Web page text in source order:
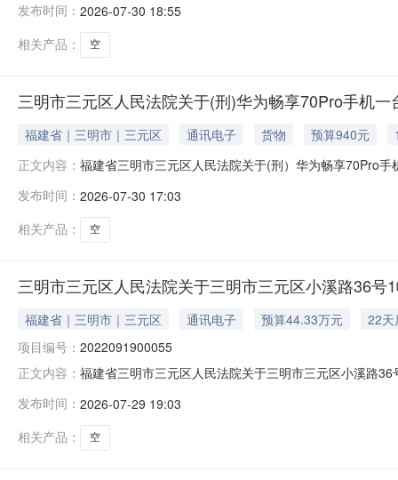
取，不提供邮寄服务)；内存为：（128G）；型号代码
发布时间： 2026-07-30 18:55
相关产品：
空
三明市三元区人民法院关于(刑)华为畅享70Pro手机
福建省｜三明市｜三元区 通讯电子 货物 预算940元
正文内容： 福建省三明市三元区人民法院关于(刑）华为畅享70Pro
取，不提供邮寄服务)；内存为：（128G）；型号代码
发布时间： 2026-07-30 17:03
相关产品：
空
三明市三元区人民法院关于三明市三元区小溪路36号
福建省｜三明市｜三元区 通讯电子 预算44.33万元
22天
项目编号： 2022091900055
正文内容： 福建省三明市三元区人民法院关于三明市三元区小溪路
幢403室房产（未办理产权证）;商品房买卖合同编号：
发布时间： 2026-07-29 19:03
相关产品：
空